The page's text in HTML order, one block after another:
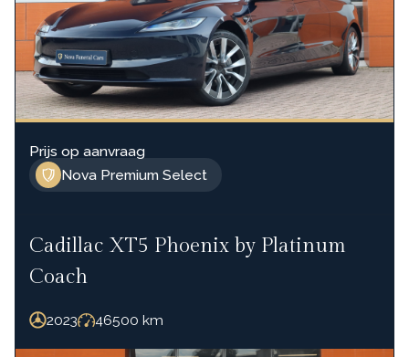
Nova Premium Select
Prijs op aanvraag
Cadillac XT5 Phoenix by Platinum
Coach
2023 46500 km